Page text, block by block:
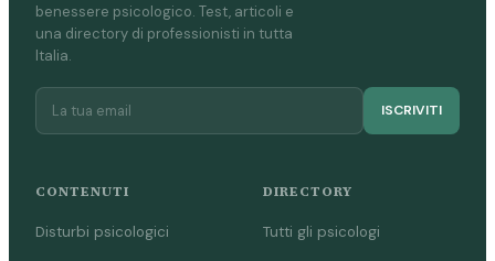
benessere psicologico. Test, articoli e
una directory di professionisti in tutta
Italia.
ISCRIVITI
CONTENUTI
Disturbi psicologici
DIRECTORY
Tutti gli psicologi